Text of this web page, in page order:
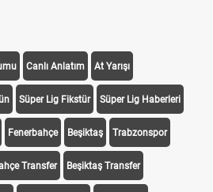
Canlı Anlatım At Yarışı
Süper Lig Fikstür Süper Lig Haberleri
Fenerbahçe Beşiktaş Trabzonspor
Transfer Beşiktaş Transfer